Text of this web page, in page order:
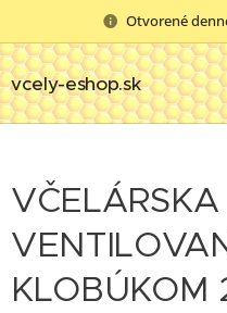
Otvorené
vcely-eshop.sk
VČELÁRSKA
KLOBÚKOM